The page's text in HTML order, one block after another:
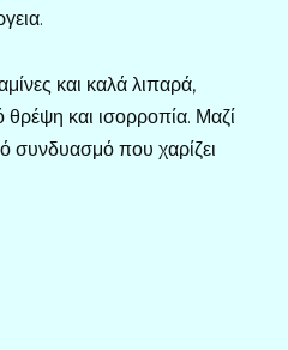
και καλά λιπαρά,
και ισορροπία. Μαζί
συνδυασμό που χαρίζει